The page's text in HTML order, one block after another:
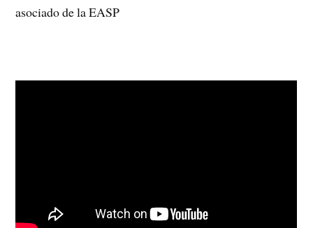
asociado de la EASP